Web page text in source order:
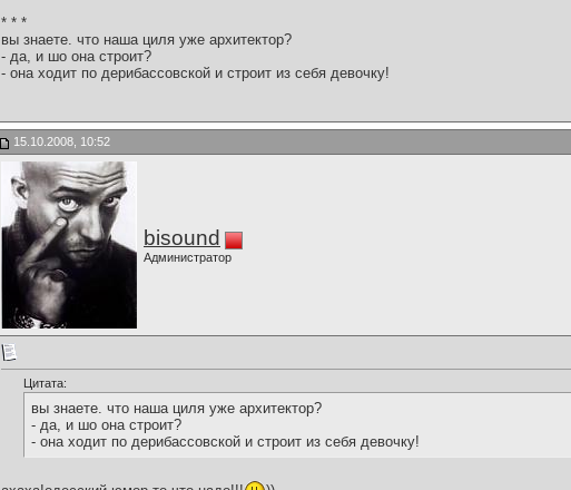
* * *
вы знаете. что наша циля уже архитектор?
- да, и шо она строит?
- она ходит по дерибассовской и строит из себя девочку!
15.10.2008, 10:52
bisound
Администратор
Цитата:
вы знаете. что наша циля уже архитектор?
- да, и шо она строит?
- она ходит по дерибассовской и строит из себя девочку!